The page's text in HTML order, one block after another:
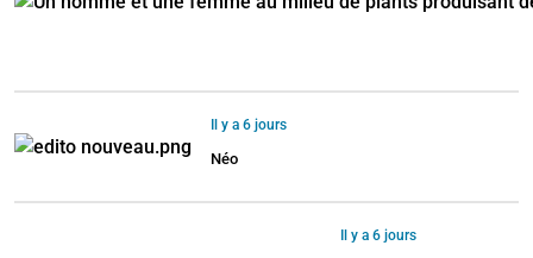
Il y a 6 jours
Néo
Il y a 6 jours